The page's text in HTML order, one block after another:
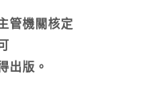
管機關核定
出版。